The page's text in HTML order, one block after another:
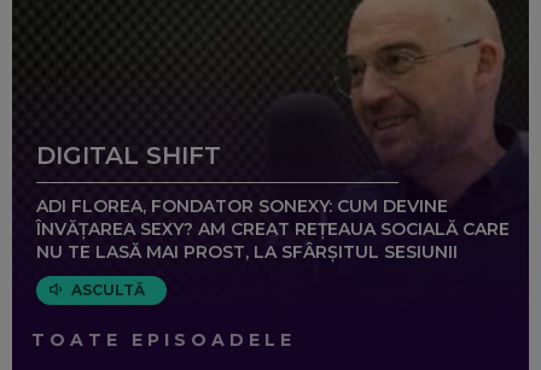
DIGITAL SHIFT
ADI FLOREA, FONDATOR SONEXY: CUM DEVINE
ÎNVĂȚAREA SEXY? AM CREAT REȚEAUA SOCIALĂ CARE
NU TE LASĂ MAI PROST, LA SFÂRȘITUL SESIUNII
ASCULTĂ
TOATE EPISOADELE